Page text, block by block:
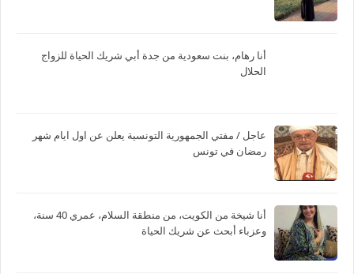
أنا رهام، بنت سعودية من جدة أبي شريك الحياة للزواج
الحلال
عاجل / مفتي الجمهورية التونسية يعلن عن اول ايام شهر
رمضان في تونس
أنا شيخة من الكويت، من منطقة السلام، عمري 40 سنة،
وعزباء أبحث عن شريك الحياة